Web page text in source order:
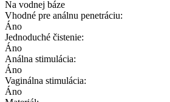
Na vodnej báze
Vhodné pre análnu penetráciu:
Áno
Jednoduché čistenie:
Áno
Análna stimulácia:
Áno
Vaginálna stimulácia:
Áno